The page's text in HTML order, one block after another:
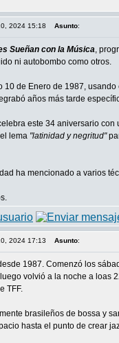
2024 15:18 Asunto:
Sueñan con la Música,
ni autobombo como otros.
10 de Enero de 1987,
años más tarde
este 34 aniversario
lema "latinidad y negritud"
ha mencionado a varios
2024 17:13 Asunto:
1987. Comenzó los
volvió a la noche a loas
TFF.
brasileños de bossa y
hasta el punto de crear